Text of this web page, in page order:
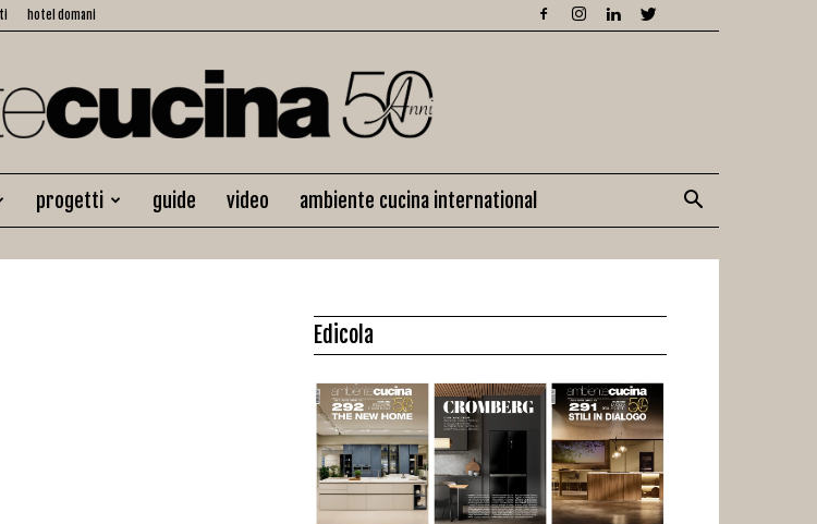
hotel domani
Ambiente
progetti guide video ambiente cucina international
Edicola